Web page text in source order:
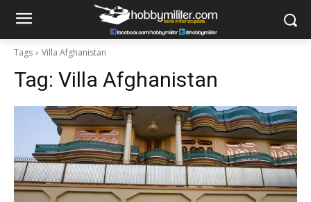
Tags Villa Afghanistan
Tag: Villa Afghanistan